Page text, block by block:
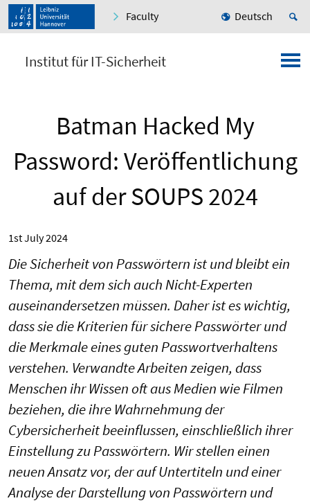
Faculty Deutsch
Institut für IT-Sicherheit
Batman Hacked My
Password: Veröffentlichung
auf der SOUPS 2024
1st July 2024
Die Sicherheit von Passwörtern ist und bleibt ein
Thema, mit dem sich auch Nicht-Experten
auseinandersetzen müssen. Daher ist es wichtig,
dass sie die Kriterien für sichere Passwörter und
die Merkmale eines guten Passwortverhaltens
verstehen. Verwandte Arbeiten zeigen, dass
Menschen ihr Wissen oft aus Medien wie Filmen
beziehen, die ihre Wahrnehmung der
Cybersicherheit beeinflussen, einschließlich ihrer
Einstellung zu Passwörtern. Wir stellen einen
neuen Ansatz vor, der auf Untertiteln und einer
Analyse der Darstellung von Passwörtern und